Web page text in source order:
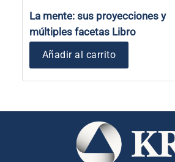
La mente: sus proyecciones y
múltiples facetas Libro
Añadir al carrito